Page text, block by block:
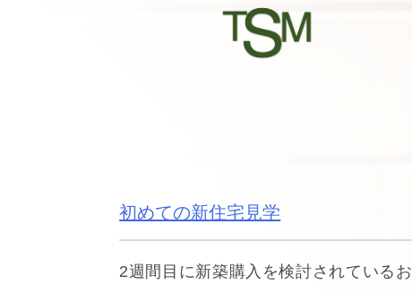
初めての新住宅見学
2週間目に新築購入を検討されているお